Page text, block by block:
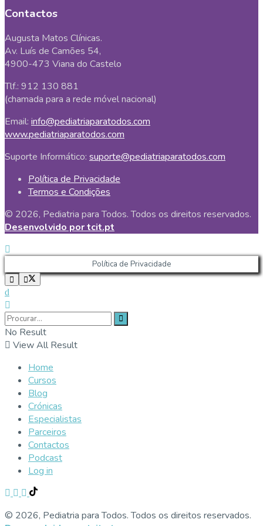
Contactos
Augusta Matos Clínicas.
Av. Luís de Camões 54,
4900-473 Viana do Castelo
Tlf.: 912 130 881
(chamada para a rede móvel nacional)
Email: info@pediatriaparatodos.com
www.pediatriaparatodos.com
Suporte Informático: suporte@pediatriaparatodos.com
Política de Privacidade
Termos e Condições
© 2026, Pediatria para Todos. Todos os direitos reservados.
Desenvolvido por tcit.pt
Política de Privacidade
No Result
View All Result
Home
Cursos
Blog
Crónicas
Especialistas
Parceiros
Contactos
Podcast
Log in
© 2026, Pediatria para Todos. Todos os direitos reservados.